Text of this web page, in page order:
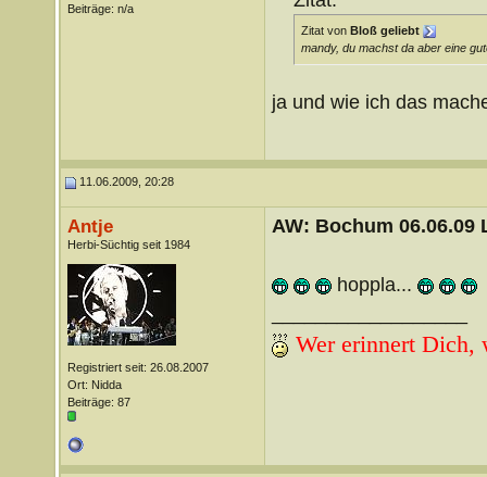
Beiträge: n/a
Zitat von Bloß geliebt
mandy, du machst da aber eine
ja und wie ich das
11.06.2009, 20:28
Antje
Herbi-Süchtig seit 1984
Registriert seit: 26.08.2007
Ort: Nidda
Beiträge: 87
AW: Bochum 06.06.09
hoppla...
Wer erinnert Dich,